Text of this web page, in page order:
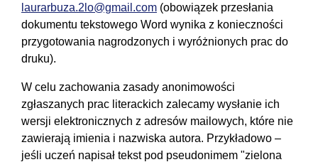
laurarbuza.2lo@gmail.com (obowiązek przesłania
dokumentu tekstowego Word wynika z konieczności
przygotowania nagrodzonych i wyróżnionych prac do
druku).
W celu zachowania zasady anonimowości
zgłaszanych prac literackich zalecamy wysłanie ich
wersji elektronicznych z adresów mailowych, które nie
zawierają imienia i nazwiska autora. Przykładowo –
jeśli uczeń napisał tekst pod pseudonimem "zielona